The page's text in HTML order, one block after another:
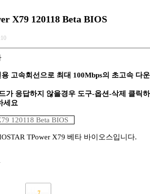
X79 120118 Beta BIOS
고속회선으로 최대 100Mbps의 초고속 다운
가 응답하지 않을경우 도구-옵션-삭제 클릭하
세요
120118 Beta BIOS
TPower X79 베타 바이오스입니다.